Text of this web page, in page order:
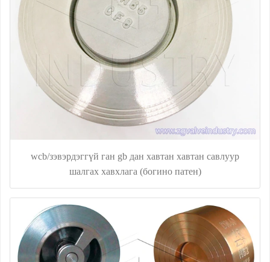
wcb/зэвэрдэггүй ган gb дан хавтан хавтан савлуур
шалгах хавхлага (богино патен)